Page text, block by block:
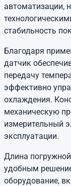
автоматизации,
стабильность
Благодаря
датчик
передачу
эффективно
охлаждения.
механическую
измерительный
эксплуатации.
Длина
удобным
оборудование,